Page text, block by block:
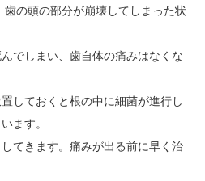
の頭の部分が崩壊してしまった状
でしまい、歯自体の痛みはなくな
しておくと根の中に細菌が進行し
ます。
てきます。痛みが出る前に早く治